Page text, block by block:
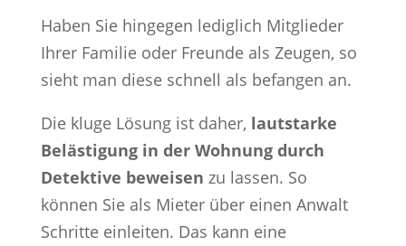
Haben Sie hingegen lediglich Mitglieder
Ihrer Familie oder Freunde als Zeugen, so
sieht man diese schnell als befangen an.
Die kluge Lösung ist daher, lautstarke
Belästigung in der Wohnung durch
Detektive beweisen zu lassen. So
können Sie als Mieter über einen Anwalt
Schritte einleiten. Das kann eine